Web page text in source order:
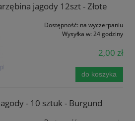
jagody 12szt - Złote
Dostępność: na wyczerpaniu
Wysyłka w: 24 godziny
2,00 zł
do koszyka
- 10 sztuk - Burgund